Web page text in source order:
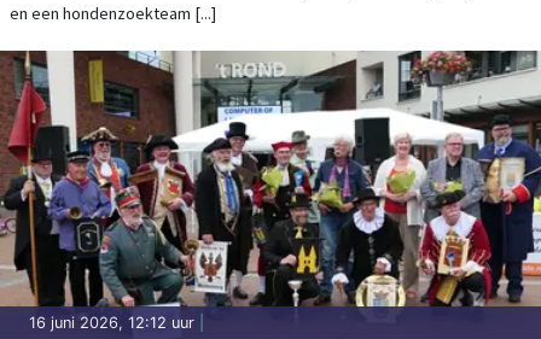
en een hondenzoekteam [...]
16 juni 2026, 12:12 uur